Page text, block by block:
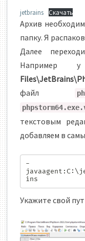
jetbrains Скачать
Архив
папку. Я
Далее
файл
текстовым
добавляем в
-
ins
Укажите свой